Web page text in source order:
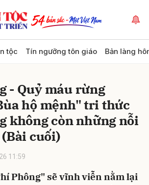
tộc Tín ngưỡng tôn giáo Bản làng
- Quỷ máu rừng
hộ mệnh" tri thức
không còn những nỗi
cuối)
11:59
Phông" sẽ vĩnh viễn nằm lại